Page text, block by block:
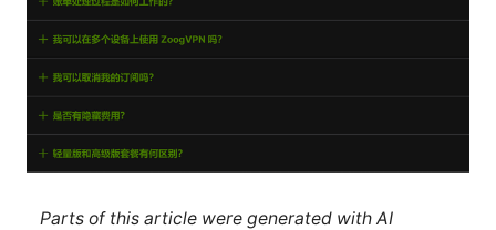
Parts of this article were generated with AI